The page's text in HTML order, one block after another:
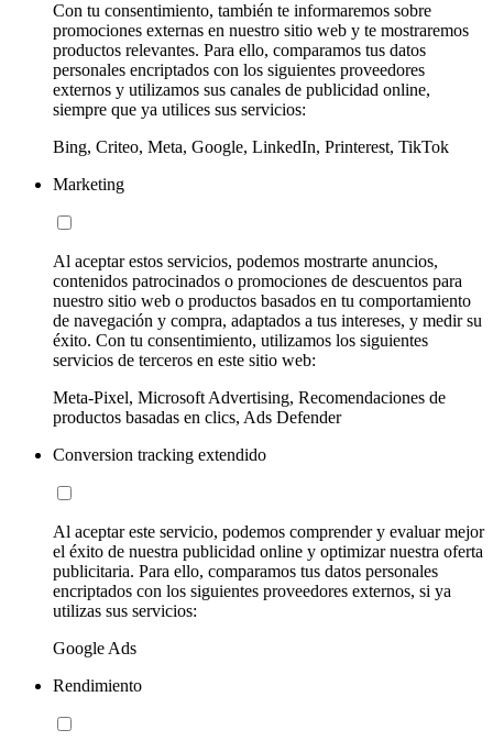
Con tu consentimiento, también te informaremos sobre
promociones externas en nuestro sitio web y te mostraremos
productos relevantes. Para ello, comparamos tus datos
personales encriptados con los siguientes proveedores
externos y utilizamos sus canales de publicidad online,
siempre que ya utilices sus servicios:
Bing, Criteo, Meta, Google, LinkedIn, Printerest, TikTok
Marketing
Al aceptar estos servicios, podemos mostrarte anuncios,
contenidos patrocinados o promociones de descuentos para
nuestro sitio web o productos basados en tu comportamiento
de navegación y compra, adaptados a tus intereses, y medir su
éxito. Con tu consentimiento, utilizamos los siguientes
servicios de terceros en este sitio web:
Meta-Pixel, Microsoft Advertising, Recomendaciones de
productos basadas en clics, Ads Defender
Conversion tracking extendido
Al aceptar este servicio, podemos comprender y evaluar mejor
el éxito de nuestra publicidad online y optimizar nuestra oferta
publicitaria. Para ello, comparamos tus datos personales
encriptados con los siguientes proveedores externos, si ya
utilizas sus servicios:
Google Ads
Rendimiento